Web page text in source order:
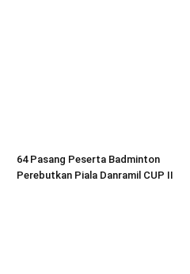
64 Pasang Peserta Badminton
Perebutkan Piala Danramil CUP II